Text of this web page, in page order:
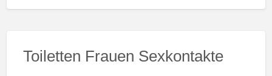
Toiletten Frauen Sexkontakte